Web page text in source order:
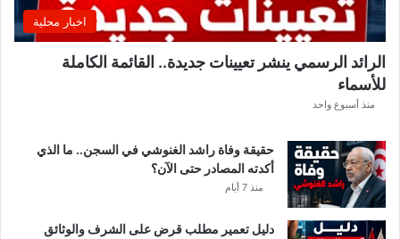
اخبار محلية
الرائد الرسمي ينشر تعيينات جديدة.. القائمة الكاملة
للأسماء
منذ أسبوع واحد
حقيقة وفاة راشد الغنوشي في السجن.. ما الذي
أكدته المصادر حتى الآن؟
منذ 7 أيام
دليل تعمير مطلب قرض على الشرف والوثائق